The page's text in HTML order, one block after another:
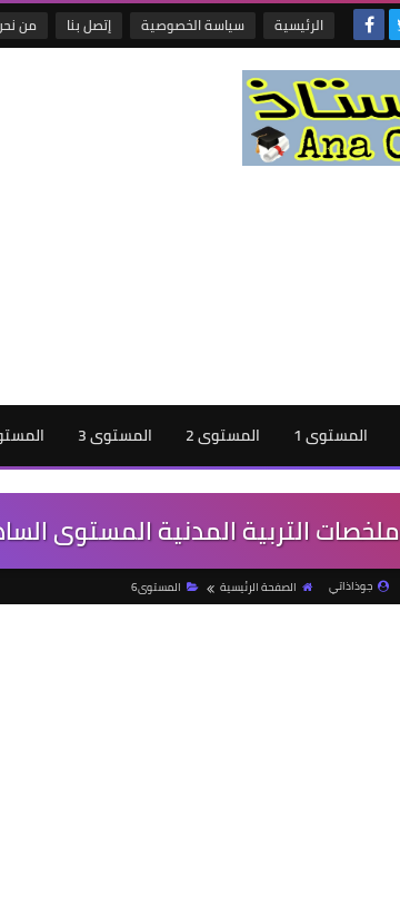
الرئيسية سياسة الخصوصية إتصل بنا من
المستوى 1 المستوى 2 المستوى 3
ملخصات التربية المدنية المستوى
جوذاذاتي الصفحة الرئيسية المستوى6